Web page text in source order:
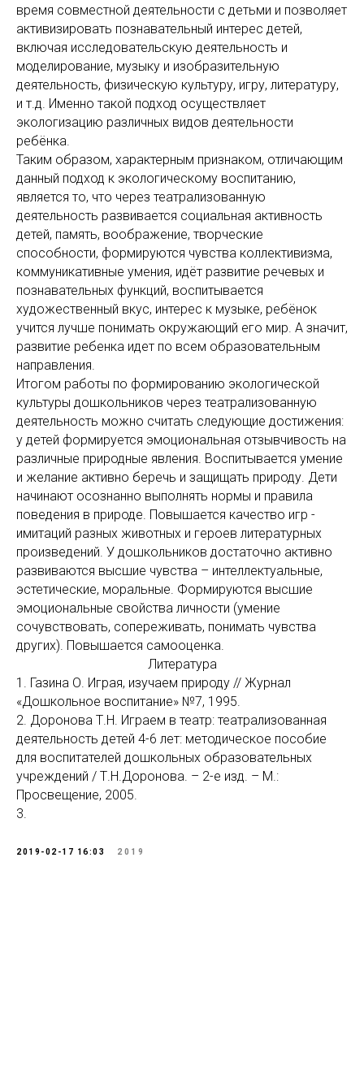
время совместной деятельности с детьми и позволяет
активизировать познавательный интерес детей,
включая исследовательскую деятельность и
моделирование, музыку и изобразительную
деятельность, физическую культуру, игру, литературу,
и т.д. Именно такой подход осуществляет
экологизацию различных видов деятельности
ребёнка.
Таким образом, характерным признаком, отличающим
данный подход к экологическому воспитанию,
является то, что через театрализованную
деятельность развивается социальная активность
детей, память, воображение, творческие
способности, формируются чувства коллективизма,
коммуникативные умения, идёт развитие речевых и
познавательных функций, воспитывается
художественный вкус, интерес к музыке, ребёнок
учится лучше понимать окружающий его мир. А значит,
развитие ребенка идет по всем образовательным
направления.
Итогом работы по формированию экологической
культуры дошкольников через театрализованную
деятельность можно считать следующие достижения:
у детей формируется эмоциональная отзывчивость на
различные природные явления. Воспитывается умение
и желание активно беречь и защищать природу. Дети
начинают осознанно выполнять нормы и правила
поведения в природе. Повышается качество игр -
имитаций разных животных и героев литературных
произведений. У дошкольников достаточно активно
развиваются высшие чувства – интеллектуальные,
эстетические, моральные. Формируются высшие
эмоциональные свойства личности (умение
сочувствовать, сопереживать, понимать чувства
других). Повышается самооценка.
Литература
1. Газина О. Играя, изучаем природу // Журнал
«Дошкольное воспитание» №7, 1995.
2. Доронова Т.Н. Играем в театр: театрализованная
деятельность детей 4-6 лет: методическое пособие
для воспитателей дошкольных образовательных
учреждений / Т.Н.Доронова. – 2-е изд. – М.:
Просвещение, 2005.
3.
2019-02-17 16:03 2019